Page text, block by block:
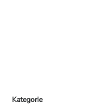
Kategorie